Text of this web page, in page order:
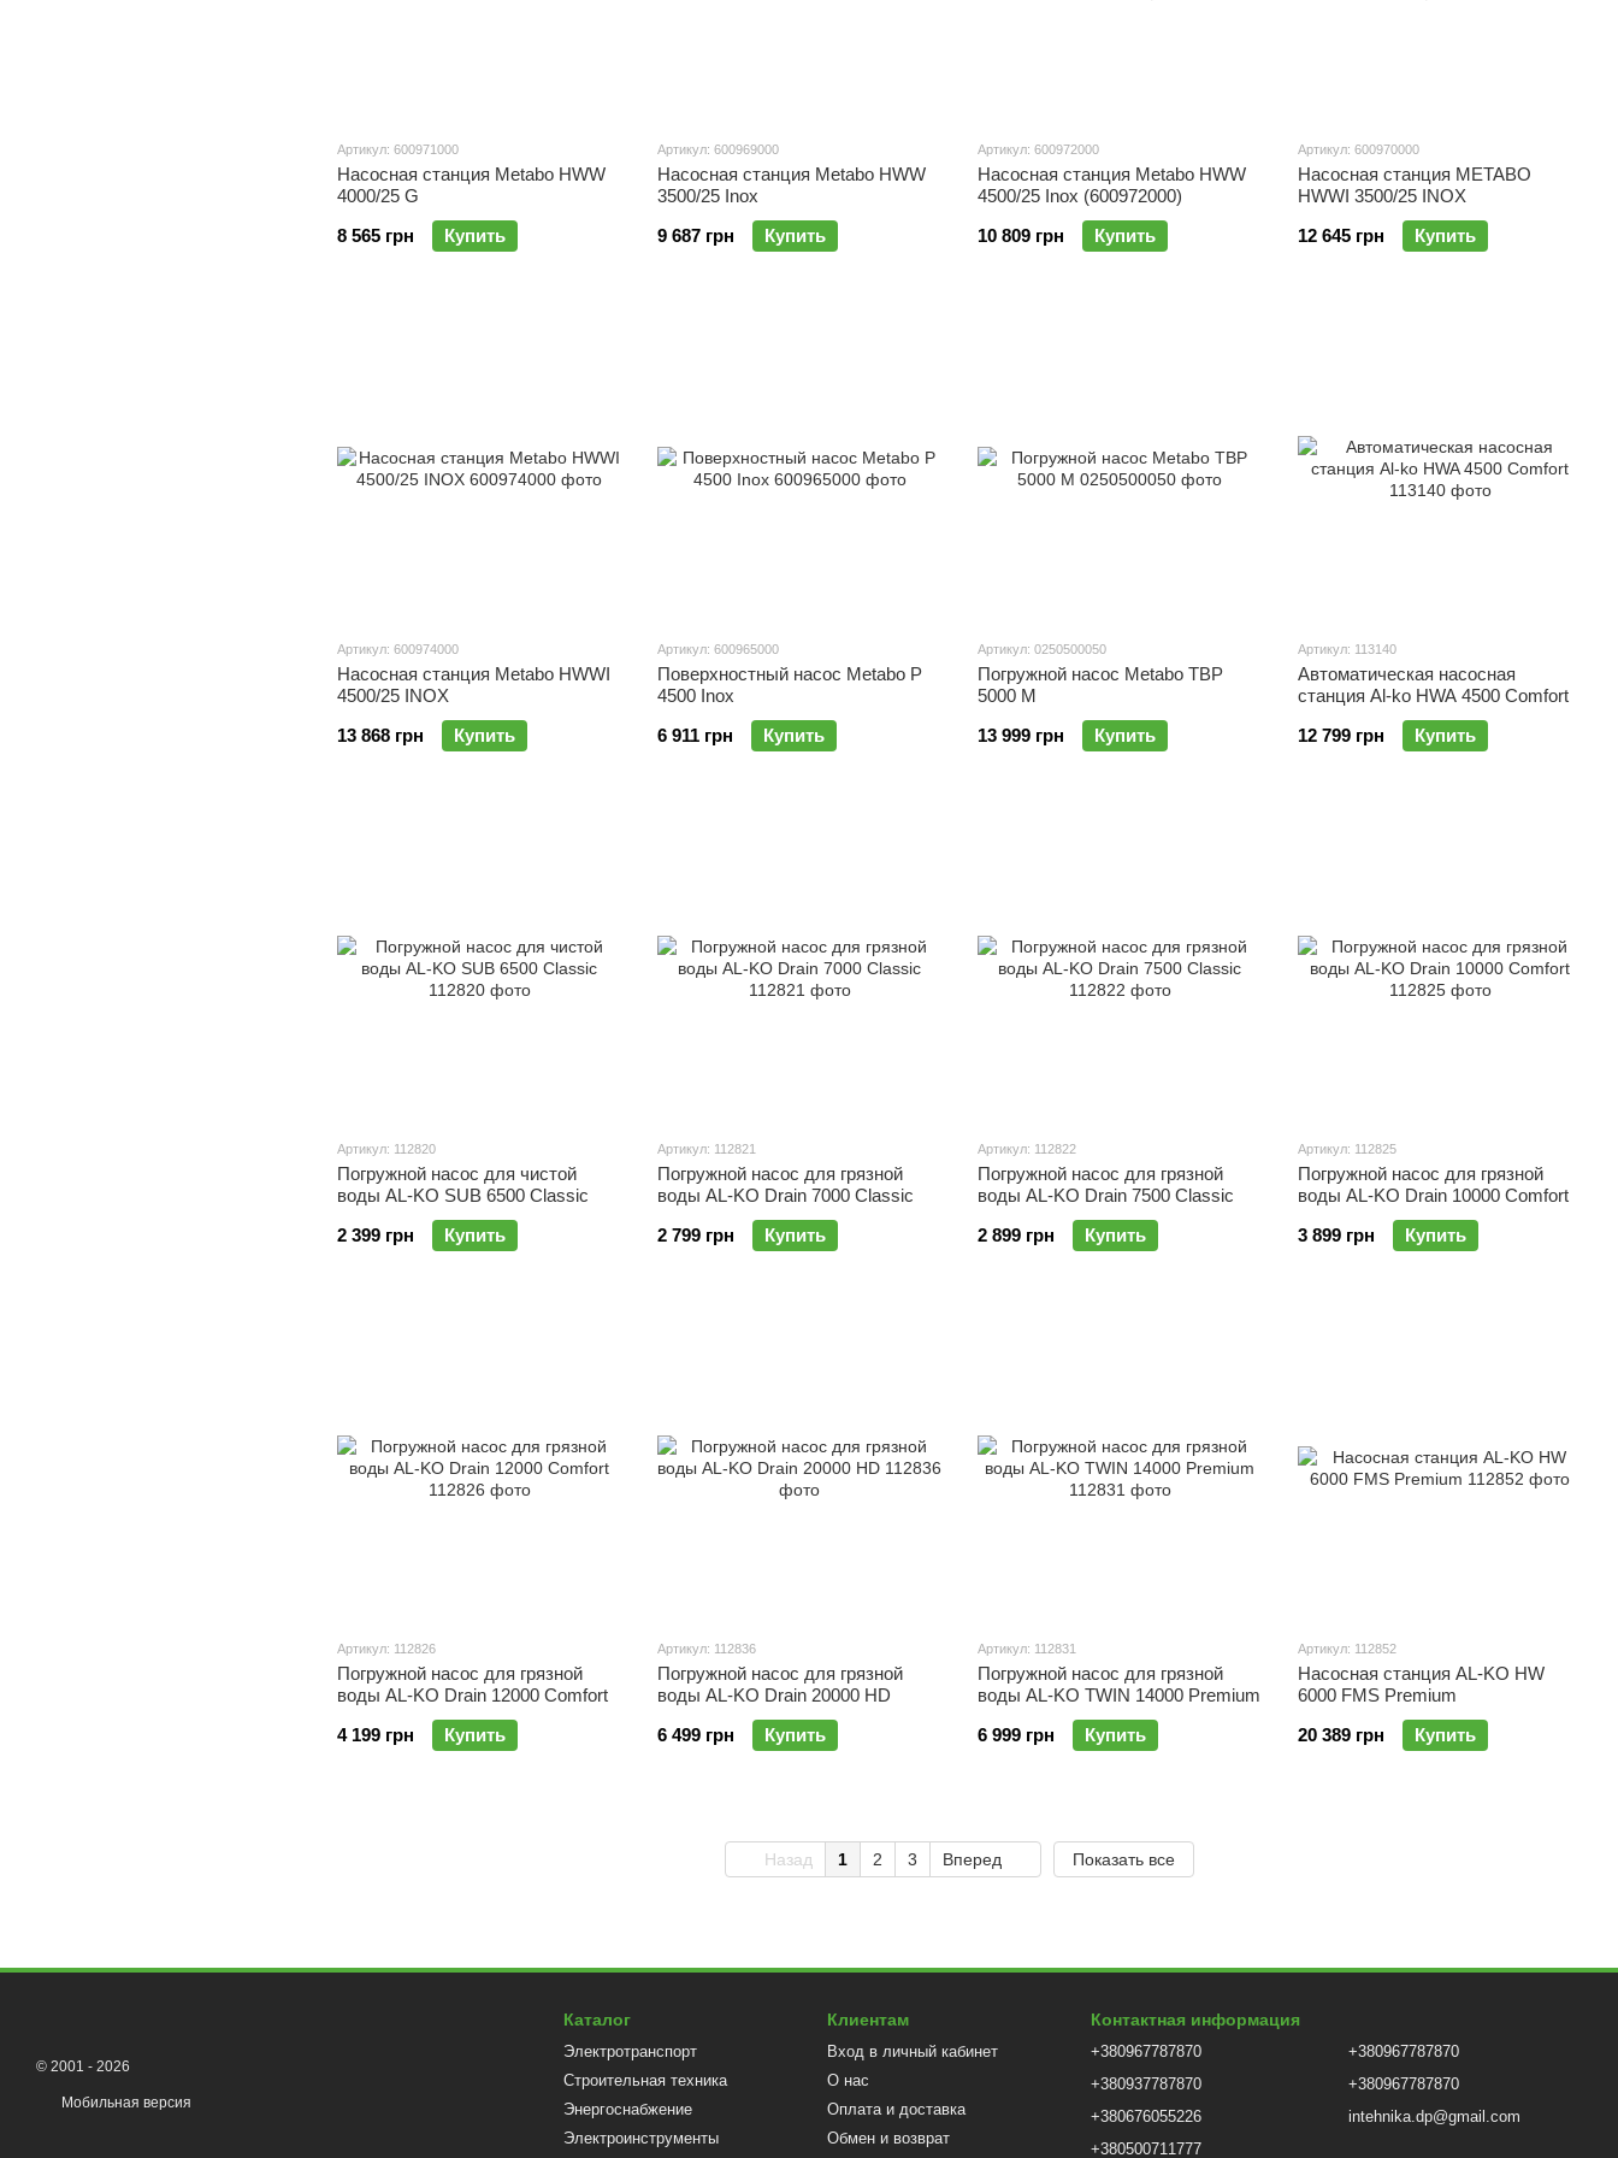
Артикул: 600971000
Насосная станция Metabo HWW
4000/25 G
8 565 грн
Купить
Артикул: 600969000
Насосная станция Metabo HWW
3500/25 Inox
9 687 грн
Купить
Артикул: 600972000
Насосная станция Metabo HWW
4500/25 Inox (600972000)
10 809 грн
Купить
Артикул: 600970000
Насосная станция METABO
HWWI 3500/25 INOX
12 645 грн
Купить
Артикул: 600974000
Насосная станция Metabo HWWI
4500/25 INOX
13 868 грн
Купить
Артикул: 600965000
Поверхностный насос Metabo P
4500 Inox
6 911 грн
Купить
Артикул: 0250500050
Погружной насос Metabo TBP
5000 M
13 999 грн
Купить
Артикул: 113140
Автоматическая насосная
станция Al-ko HWA 4500 Comfort
12 799 грн
Купить
Артикул: 112820
Погружной насос для чистой
воды AL-KO SUB 6500 Classic
2 399 грн
Купить
Артикул: 112821
Погружной насос для грязной
воды AL-KO Drain 7000 Classic
2 799 грн
Купить
Артикул: 112822
Погружной насос для грязной
воды AL-KO Drain 7500 Classic
2 899 грн
Купить
Артикул: 112825
Погружной насос для грязной
воды AL-KO Drain 10000 Comfort
3 899 грн
Купить
Артикул: 112826
Погружной насос для грязной
воды AL-KO Drain 12000 Comfort
4 199 грн
Купить
Артикул: 112836
Погружной насос для грязной
воды AL-KO Drain 20000 HD
6 499 грн
Купить
Артикул: 112831
Погружной насос для грязной
воды AL-KO TWIN 14000 Premium
6 999 грн
Купить
Артикул: 112852
Насосная станция AL-KO HW
6000 FMS Premium
20 389 грн
Купить
Назад 1 2 3 Вперед Показать все
© 2001 - 2026
Мобильная версия
Каталог
Электротранспорт
Строительная техника
Энергоснабжение
Электроинструменты
Клиентам
Вход в личный кабинет
О нас
Оплата и доставка
Обмен и возврат
Контактная информация
+380967787870
+380937787870
+380676055226
+380500711777
+380967787870
+380967787870
intehnika.dp@gmail.com